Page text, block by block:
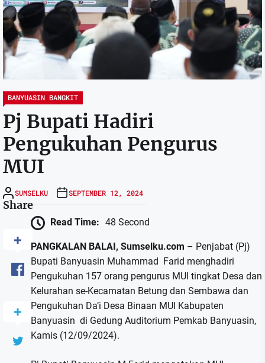
BANYUASIN BANGKIT
Pj Bupati Hadiri
Pengukuhan Pengurus
MUI
SUMSELKU SEPTEMBER 12, 2024
Share
Read Time: 48 Second
PANGKALAN BALAI, Sumselku.com – Penjabat (Pj)
Bupati Banyuasin Muhammad Farid menghadiri
Pengukuhan 157 orang pengurus MUI tingkat Desa dan
Kelurahan se-Kecamatan Betung dan Sembawa dan
Pengukuhan Da’i Desa Binaan MUI Kabupaten
Banyuasin di Gedung Auditorium Pemkab Banyuasin,
Kamis (12/09/2024).